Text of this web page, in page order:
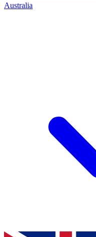
Australia